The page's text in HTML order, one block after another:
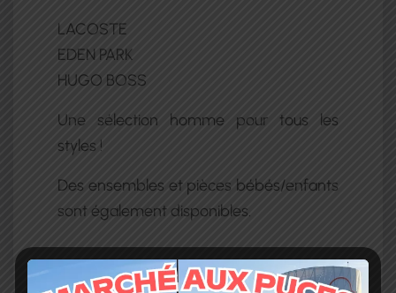
LACOSTE
EDEN PARK
HUGO BOSS
Une sélection homme pour tous les
styles !
Des ensembles et pièces bébés/enfants
sont également disponibles.